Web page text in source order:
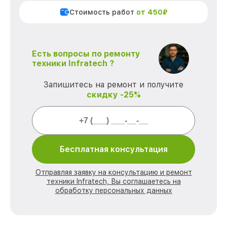
Стоимость работ от 450₽
Есть вопросы по ремонту
техники Infratech ?
Запишитесь на ремонт и получите
скидку -25%
Бесплатная консультация
Отправляя заявку на консультацию и ремонт
техники Infratech, Вы соглашаетесь на
обработку персональных данных